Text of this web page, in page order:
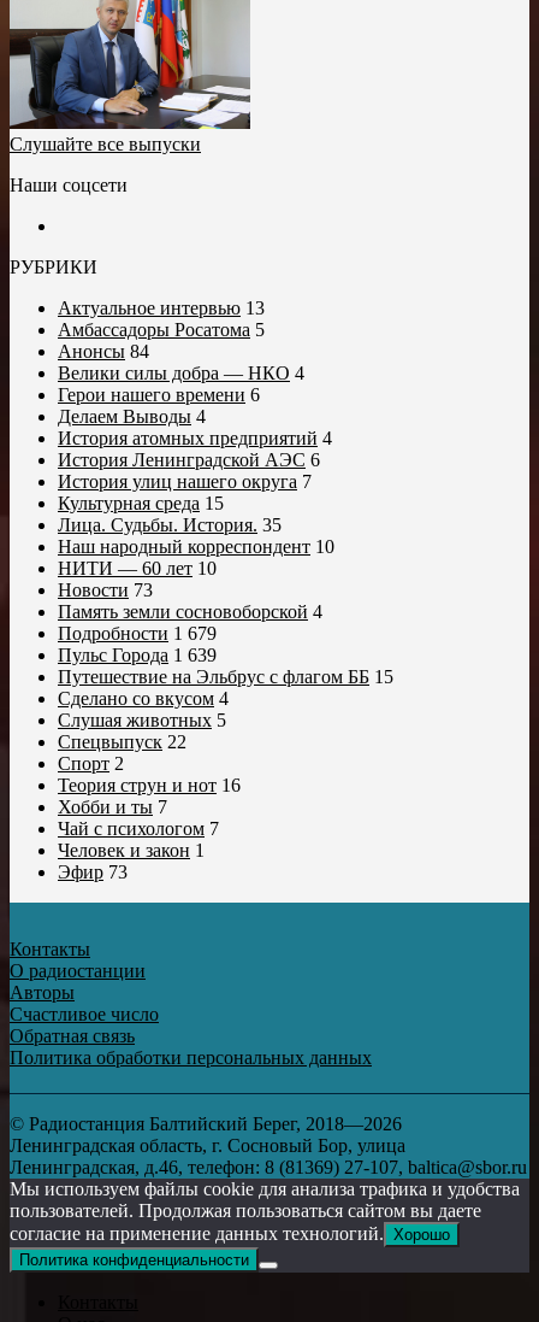
Слушайте все выпуски
Наши соцсети
РУБРИКИ
Актуальное интервью 13
Амбассадоры Росатома 5
Анонсы 84
Велики силы добра — НКО 4
Герои нашего времени 6
Делаем Выводы 4
История атомных предприятий 4
История Ленинградской АЭС 6
История улиц нашего округа 7
Культурная среда 15
Лица. Судьбы. История. 35
Наш народный корреспондент 10
НИТИ — 60 лет 10
Новости 73
Память земли сосновоборской 4
Подробности 1 679
Пульс Города 1 639
Путешествие на Эльбрус с флагом ББ 15
Сделано со вкусом 4
Слушая животных 5
Спецвыпуск 22
Спорт 2
Теория струн и нот 16
Хобби и ты 7
Чай с психологом 7
Человек и закон 1
Эфир 73
Контакты
О радиостанции
Авторы
Счастливое число
Обратная связь
Политика обработки персональных данных
© Радиостанция Балтийский Берег, 2018—2026
Ленинградская область, г. Сосновый Бор, улица
Ленинградская, д.46, телефон: 8 (81369) 27-107, baltica@sbor.ru
Мы используем файлы cookie для анализа трафика и удобства
пользователей. Продолжая пользоваться сайтом вы даете
согласие на применение данных технологий. Хорошо
Политика конфиденциальности